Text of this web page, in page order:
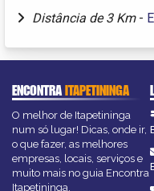
Distância de 3 Km -
ENCONTRAITAPETININGA
O melhor de Itapetininga
num só lugar! Dicas, onde ir,
o que fazer, as melhores
empresas, locais, serviços e
muito mais no guia Encontra
Itapetininga.